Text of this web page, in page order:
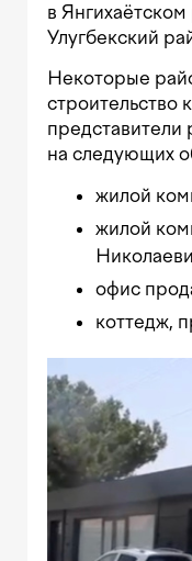
в
Улугбекский
Некоторые
строительство
представители
на следующих
жилой
жилой
офис
коттедж,